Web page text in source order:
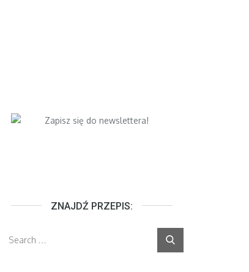
ZNAJDŹ PRZEPIS:
Search